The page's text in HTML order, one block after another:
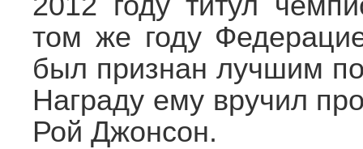
том же году
был признан лучшим
Награду ему вручил
Рой Джонсон.